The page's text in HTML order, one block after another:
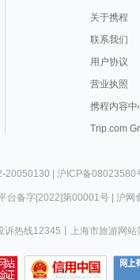
关于携程
联系我们
用户协议
营业执照
携程内容中
Trip.com
20050130 | 沪ICP备08023580
台备字[2022]第00001号| 沪网
诉热线12345 上海市旅游网